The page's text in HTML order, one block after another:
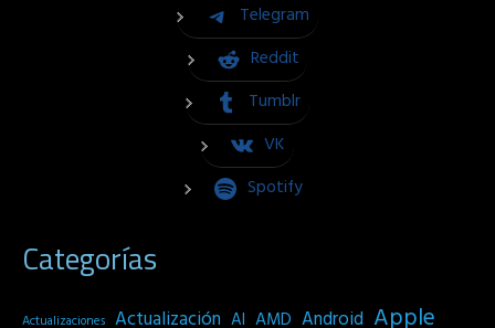
Telegram
Reddit
Tumblr
VK
Spotify
Categorías
Actualizaciones Actualización AI AMD Android Apple